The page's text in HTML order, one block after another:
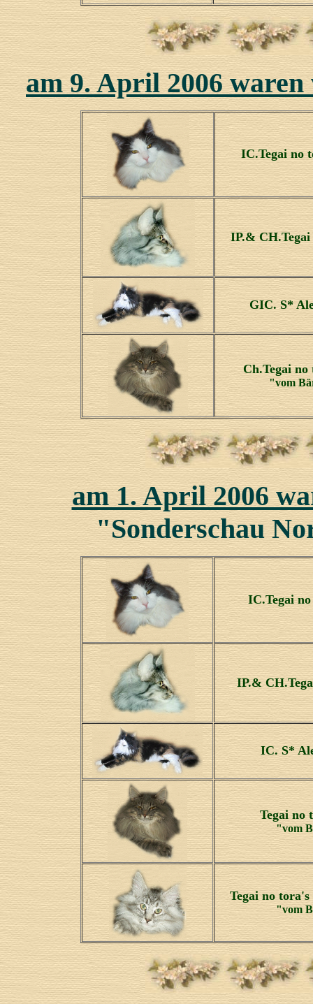
am 9. April 2006
IC.Tegai no
IP.&
GIC. S*
Ch.Tegai
"vom
am 1. April 2006
"Sonderschau
IC.Tegai
IP.&
IC. S*
Tegai no
"vom
Tegai no
"vom